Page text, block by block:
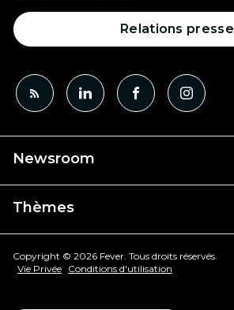
Relations presse
Newsroom
Thèmes
Copyright © 2026 Fever. Tous droits réservés.
Vie Privée Conditions d'utilisation